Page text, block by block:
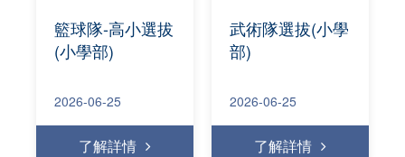
籃球隊-高小選拔
(小學部)
2026-06-25
了解詳情
武術隊選拔(小學
部)
2026-06-25
了解詳情